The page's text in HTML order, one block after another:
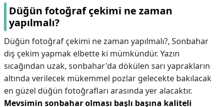
Düğün fotoğraf çekimi ne zaman
yapılmalı?
Düğün fotoğraf çekimi ne zaman yapılmalı?, Sonbahar
dış çekim yapmak elbette ki mümkündür. Yazın
sıcağından uzak, sonbahar'da dökülen sarı yaprakların
altında verilecek mükemmel pozlar gelecekte bakılacak
en güzel düğün fotoğrafları arasında yer alacaktır.
Mevsimin sonbahar olması başlı başına kaliteli